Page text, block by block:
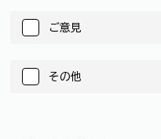
ご意見
その他